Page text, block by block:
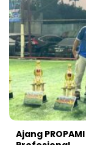
Ajang